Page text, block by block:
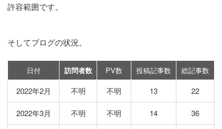
許容範囲です。
そしてブログの状況。
日付 訪問者数 PV数 投稿記事数
総記事数
2022年2月
不明 不明 13 22
2022年3月 不明 不明 14 36